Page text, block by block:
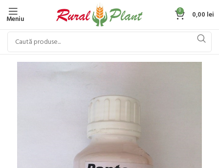
Meniu
0 0,00 lei